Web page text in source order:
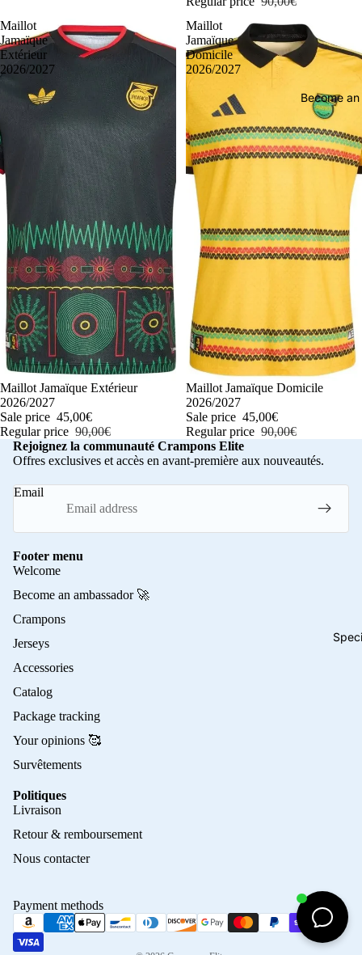
Become
Maillot
Jamaïque
Extérieur
2026/2027
-50%
Maillot Jamaïque Extérieur
2026/2027
Sale price 45,00€
Regular price 90,00€
Maillot
Jamaïque
Domicile
2026/2027
-50%
Maillot Jamaïque Domicile
2026/2027
Sale price 45,00€
Regular price 90,00€
Rejoignez la communauté Crampons Elite
Offres exclusives et accès en avant-première aux nouveautés.
Email
Footer menu
Welcome
Become an ambassador 🚀
Crampons
Jerseys
Accessories
Catalog
Package tracking
Your opinions 🥰
Survêtements
Politiques
Livraison
Retour & remboursement
Nous contacter
Payment methods
Terms of sale